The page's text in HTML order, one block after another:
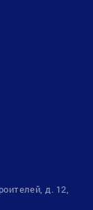
д. 12,